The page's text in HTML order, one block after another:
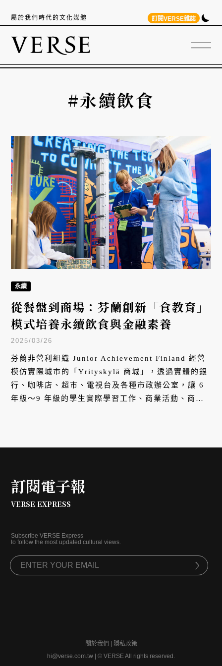
屬於我們時代的文化媒體 訂閱VERSE雜誌
#永續飲食
永續
從餐盤到商場：芬蘭創新「食教育」
模式培養永續飲食與金融素養
2025/03/26
芬蘭非營利組織 Junior Achievement Finland 經營
模仿實際城市的「Yrityskylä 商城」，透過實體的銀
行、咖啡店、超市、電視台及各種市政辦公室，讓 6
年級～9 年級的學生實際學習工作、商業活動、商業
訂閱電子報
VERSE EXPRESS
Subscribe VERSE Express
to follow the most updated cultural views.
關於我們
隱私政策
hi@verse.com.tw
© VERSE All rights reserved.